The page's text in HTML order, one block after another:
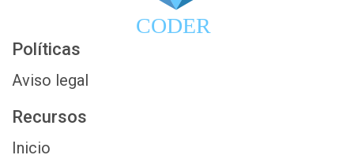
CODER
Políticas
Aviso legal
Recursos
Inicio